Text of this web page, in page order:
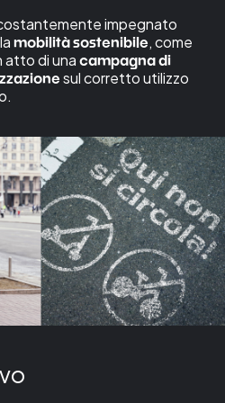
impegnato
mobilità sostenibile, come
atto di una campagna di
sul corretto utilizzo